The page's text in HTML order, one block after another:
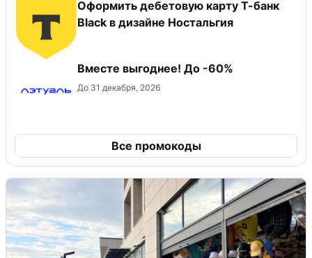
Оформить дебетовую карту Т-банк
Black в дизайне Ностальгия
Вместе выгоднее! До -60%
До 31 декабря, 2026
Все промокоды